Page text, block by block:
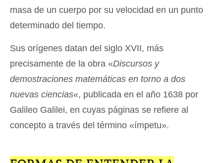
masa de un cuerpo por su velocidad en un punto
determinado del tiempo.
Sus orígenes datan del siglo XVII, más
precisamente de la obra «Discursos y
demostraciones matemáticas en torno a dos
nuevas ciencias«, publicada en el año 1638 por
Galileo Galilei, en cuyas páginas se refiere al
concepto a través del término «ímpetu».